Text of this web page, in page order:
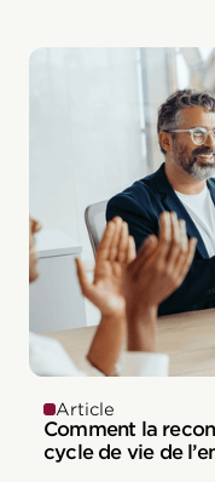
Article
Comment la
cycle de vie de